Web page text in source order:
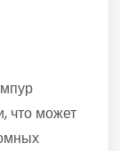
что может